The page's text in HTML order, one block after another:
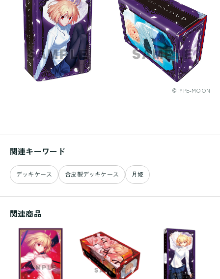
©TYPE-MOON
関連キーワード
デッキケース 合皮製デッキケース 月姫
関連商品